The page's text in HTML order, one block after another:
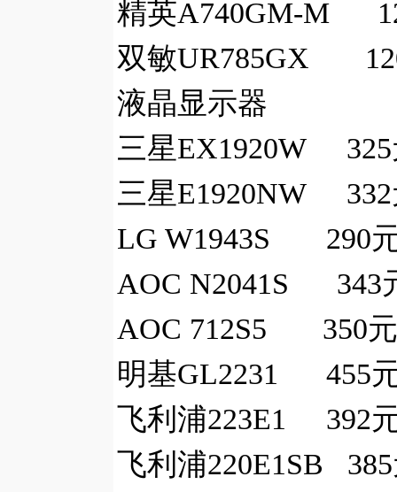
精英A740GM-M
双敏UR785GX
液晶显示器
三星EX1920W 325
三星E1920NW 332
LG W1943S 290
AOC N2041S 343
AOC 712S5 350元
明基GL2231 455
飞利浦223E1 392
飞利浦220E1SB